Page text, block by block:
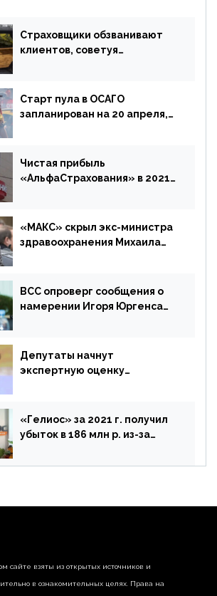
Страховщики обзванивают
клиентов, советуя
Старт пула в ОСАГО
запланирован на 20 апреля,
дублировать [дополнено]
Чистая прибыль
«АльфаСтрахования» в 2021
«МАКС» скрыл экс-министра
здравоохранения Михаила
ВСС опроверг сообщения о
намерении Игоря Юргенса
Депутаты начнут
экспертную оценку
«Гелиос» за 2021 г. получил
убыток в 186 млн р. из-за
реализации недвижимости
сайте взяты из открытых источников и
в ознакомительных целях. Права на